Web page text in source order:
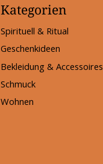
Kategorien
Spirituell & Ritual
Geschenkideen
Bekleidung & Accessoires
Schmuck
Wohnen